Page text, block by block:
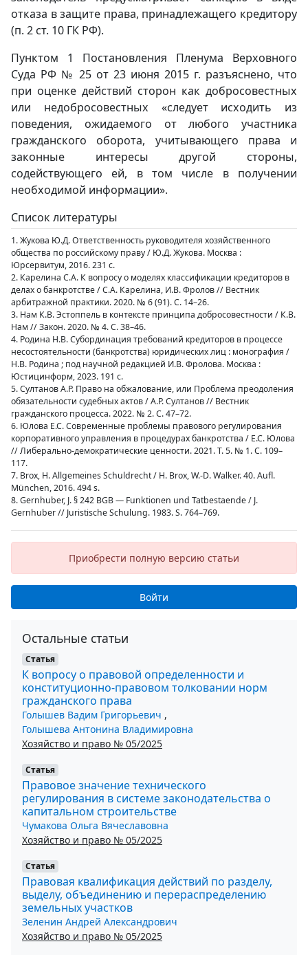
отказа в защите права, принадлежащего кредитору
(п. 2 ст. 10 ГК РФ).
Пунктом 1 Постановления Пленума Верховного
Суда РФ № 25 от 23 июня 2015 г. разъяснено, что
при оценке действий сторон как добросовестных
или недобросовестных «следует исходить из
поведения, ожидаемого от любого участника
гражданского оборота, учитывающего права и
законные интересы другой стороны,
содействующего ей, в том числе в получении
необходимой информации».
Список литературы
1. Жукова Ю.Д. Ответственность руководителя хозяйственного
общества по российскому праву / Ю.Д. Жукова. Москва :
Юрсервитум, 2016. 231 с.
2. Карелина С.А. К вопросу о моделях классификации кредиторов в
делах о банкротстве / С.А. Карелина, И.В. Фролов // Вестник
арбитражной практики. 2020. № 6 (91). С. 14–26.
3. Нам К.В. Эстоппель в контексте принципа добросовестности / К.В.
Нам // Закон. 2020. № 4. С. 38–46.
4. Родина Н.В. Субординация требований кредиторов в процессе
несостоятельности (банкротства) юридических лиц : монография /
Н.В. Родина ; под научной редакцией И.В. Фролова. Москва :
Юстицинформ, 2023. 191 с.
5. Султанов А.Р. Право на обжалование, или Проблема преодоления
обязательности судебных актов / А.Р. Султанов // Вестник
гражданского процесса. 2022. № 2. С. 47–72.
6. Юлова Е.С. Современные проблемы правового регулирования
корпоративного управления в процедурах банкротства / Е.С. Юлова
// Либерально-демократические ценности. 2021. Т. 5. № 1. С. 109–
117.
7. Brox, H. Allgemeines Schuldrecht / H. Brox, W.-D. Walker. 40. Aufl.
Мünchen, 2016. 494 s.
8. Gernhuber, J. § 242 BGB — Funktionen und Tatbestaende / J.
Gernhuber // Juristische Schulung. 1983. S. 764–769.
Приобрести полную версию статьи
Войти
Остальные статьи
Статья
К вопросу о правовой определенности и
конституционно-правовом толковании норм
гражданского права
Голышев Вадим Григорьевич ,
Голышева Антонина Владимировна
Хозяйство и право № 05/2025
Статья
Правовое значение технического
регулирования в системе законодательства о
капитальном строительстве
Чумакова Ольга Вячеславовна
Хозяйство и право № 05/2025
Статья
Правовая квалификация действий по разделу,
выделу, объединению и перераспределению
земельных участков
Зеленин Андрей Александрович
Хозяйство и право № 05/2025